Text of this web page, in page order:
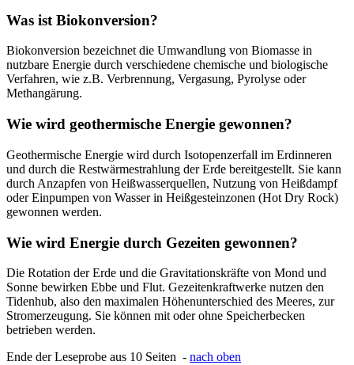
Was ist Biokonversion?
Biokonversion bezeichnet die Umwandlung von Biomasse in
nutzbare Energie durch verschiedene chemische und biologische
Verfahren, wie z.B. Verbrennung, Vergasung, Pyrolyse oder
Methangärung.
Wie wird geothermische Energie gewonnen?
Geothermische Energie wird durch Isotopenzerfall im Erdinneren
und durch die Restwärmestrahlung der Erde bereitgestellt. Sie kann
durch Anzapfen von Heißwasserquellen, Nutzung von Heißdampf
oder Einpumpen von Wasser in Heißgesteinzonen (Hot Dry Rock)
gewonnen werden.
Wie wird Energie durch Gezeiten gewonnen?
Die Rotation der Erde und die Gravitationskräfte von Mond und
Sonne bewirken Ebbe und Flut. Gezeitenkraftwerke nutzen den
Tidenhub, also den maximalen Höhenunterschied des Meeres, zur
Stromerzeugung. Sie können mit oder ohne Speicherbecken
betrieben werden.
Ende der Leseprobe aus 10 Seiten - nach oben